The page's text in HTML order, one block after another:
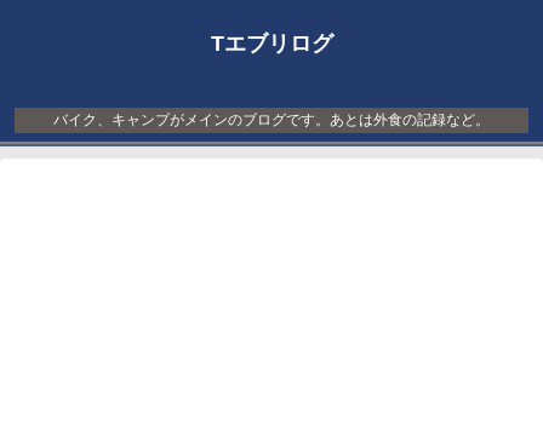
Tエブリログ
バイク、キャンプがメインのブログです。あとは外食の記録など。